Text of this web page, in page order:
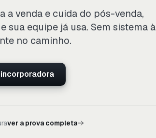
a venda e cuida do pós-venda,
sua equipe já usa. Sem sistema à
no caminho.
ver a prova completa